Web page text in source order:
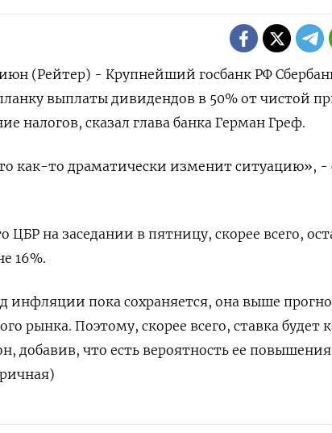
(Рейтер) - Крупнейший госбанк РФ
выплаты дивидендов в 50% от чистой
налогов, сказал глава банка Герман Греф.
как-то драматически изменит ситуацию», -
ЦБР на заседании в пятницу, скорее всего,
16%.
инфляции пока сохраняется, она выше
рынка. Поэтому, скорее всего, ставка
добавив, что есть вероятность ее